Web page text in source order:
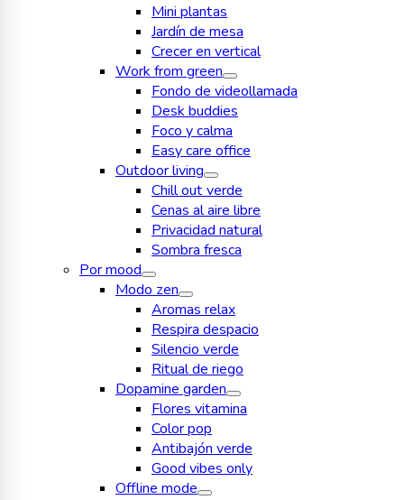
Mini plantas
Jardín de mesa
Crecer en vertical
Work from green
Fondo de videollamada
Desk buddies
Foco y calma
Easy care office
Outdoor living
Chill out verde
Cenas al aire libre
Privacidad natural
Sombra fresca
Por mood
Modo zen
Aromas relax
Respira despacio
Silencio verde
Ritual de riego
Dopamine garden
Flores vitamina
Color pop
Antibajón verde
Good vibes only
Offline mode